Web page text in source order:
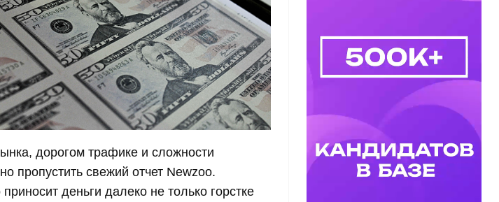
дорогом трафике и сложности
пропустить свежий отчет Newzoo.
деньги далеко не только горстке